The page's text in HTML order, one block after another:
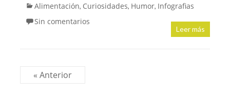
Alimentación, Curiosidades, Humor, Infografias
Sin comentarios
Leer más
« Anterior